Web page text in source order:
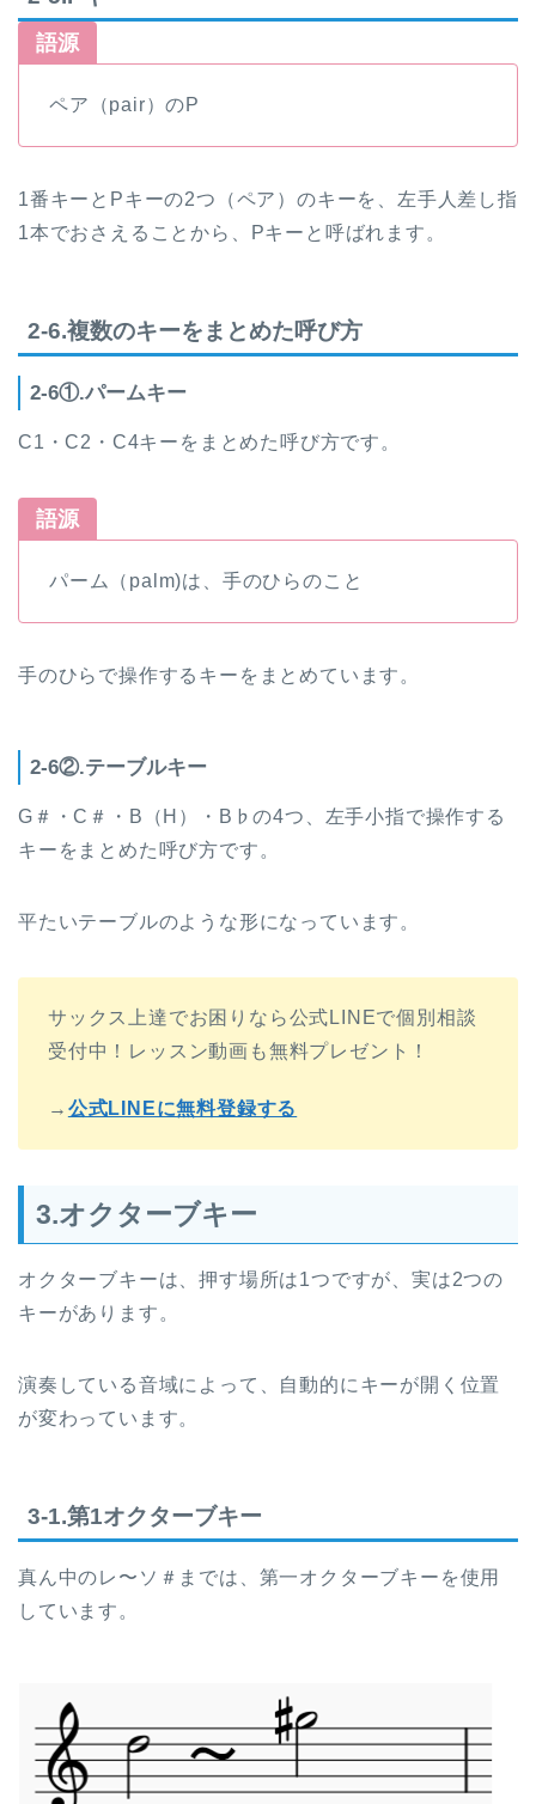
語源
ペア（pair）のP
1番キーとPキーの2つ（ペア）のキーを、左手人差し指
1本でおさえることから、Pキーと呼ばれます。
2-6.複数のキーをまとめた呼び方
2-6①.パームキー
C1・C2・C4キーをまとめた呼び方です。
語源
パーム（palm)は、手のひらのこと
手のひらで操作するキーをまとめています。
2-6②.テーブルキー
G＃・C＃・B（H）・B♭の4つ、左手小指で操作する
キーをまとめた呼び方です。
平たいテーブルのような形になっています。
サックス上達でお困りなら公式LINEで個別相談
受付中！レッスン動画も無料プレゼント！
→ 公式LINEに無料登録する
3.オクターブキー
オクターブキーは、押す場所は1つですが、実は2つの
キーがあります。
演奏している音域によって、自動的にキーが開く位置
が変わっています。
3-1.第1オクターブキー
真ん中のレ〜ソ＃までは、第一オクターブキーを使用
しています。